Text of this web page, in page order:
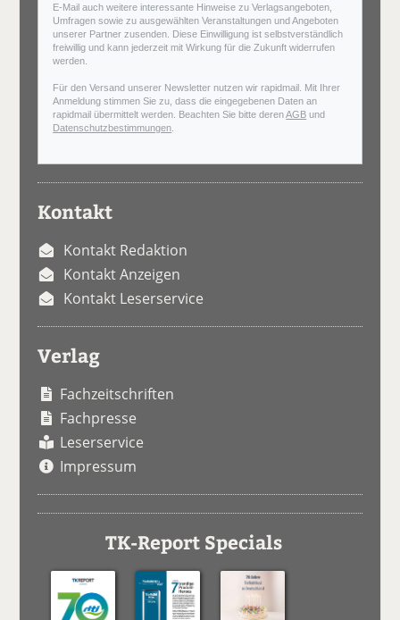
E-Mail auch weitere interessante Hinweise zu Verlagsangeboten,
Umfragen sowie zu ausgewählten Veranstaltungen und Angeboten
unserer Partner zusenden. Diese Einwilligung ist selbstverständlich
freiwillig und kann jederzeit mit Wirkung für die Zukunft widerrufen
werden.
Für den Versand unserer Newsletter nutzen wir rapidmail. Mit Ihrer
Anmeldung stimmen Sie zu, dass die eingegebenen Daten an
rapidmail übermittelt werden. Beachten Sie bitte derenAGB und
Datenschutzbestimmungen
Kontakt
Kontakt Redaktion
Kontakt Anzeigen
Kontakt Leserservice
Verlag
Fachzeitschriften
Fachpresse
Leserservice
Impressum
TK-Report Specials